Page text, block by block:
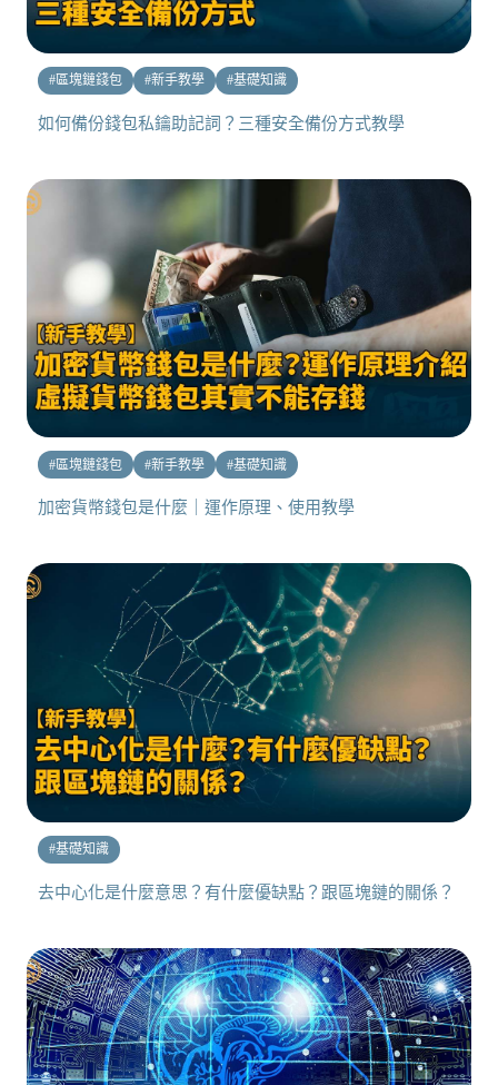
#區塊鏈錢包 #新手教學 #基礎知識
如何備份錢包私鑰助記詞？三種安全備份方式教學
#區塊鏈錢包 #新手教學 #基礎知識
加密貨幣錢包是什麼｜運作原理、使用教學
#基礎知識
去中心化是什麼意思？有什麼優缺點？跟區塊鏈的關係？